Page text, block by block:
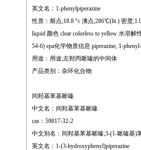
英文名：1-phenylpiperazine
性质：熔点;18.8 °c 沸点;286℃(lit.) 密度
liquid 颜色 clear colorless to yellow 水溶解
54-6) epa化学物质信息 piperazine, 1-
用途：用途;左羟丙哌嗪的中间体
产品类别：杂环化合物
间羟基苯基哌嗪
中文名：间羟基苯基哌嗪
cas：59817-32-2
中文别名：间羟基苯基哌嗪;3-(1-哌嗪基)
英文名：1-(3-hydroxyphenyl)piperazine